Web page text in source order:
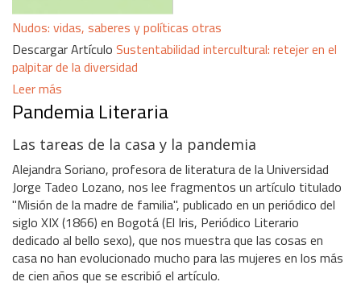
Nudos: vidas, saberes y políticas otras
Descargar Artículo Sustentabilidad intercultural: retejer en el
palpitar de la diversidad
Leer más
Pandemia Literaria
Las tareas de la casa y la pandemia
Alejandra Soriano, profesora de literatura de la Universidad
Jorge Tadeo Lozano, nos lee fragmentos un artículo titulado
"Misión de la madre de familia", publicado en un periódico del
siglo XIX (1866) en Bogotá (El Iris, Periódico Literario
dedicado al bello sexo), que nos muestra que las cosas en
casa no han evolucionado mucho para las mujeres en los más
de cien años que se escribió el artículo.